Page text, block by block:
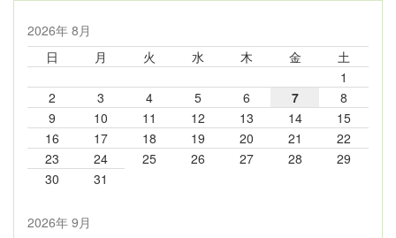
2026年 8月
日
月 火 水 木 金
土
1
2
3 4 5 6 7
8
9
10 11 12 13 14
15
16
17 18 19 20 21
22
23
24 25 26 27 28
29
30
31
2026年 9月